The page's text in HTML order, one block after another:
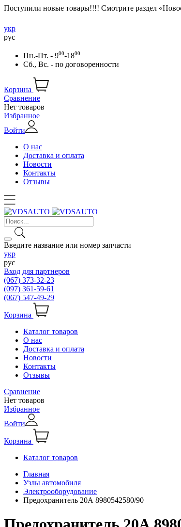
Поступили новые товары!!!! Смотрите раздел
укр
рус
Пн.-Пт. - 900-1800
Сб., Вс. - по договоренности
Корзина
Сравнение
Нет товаров
Избранное
Войти
О нас
Доставка и оплата
Новости
Контакты
Отзывы
Введите название или номер запчасти
укр
рус
Вход для партнеров
(067) 373-32-23
(097) 361-59-61
(067) 547-49-29
Корзина
Каталог товаров
О нас
Доставка и оплата
Новости
Контакты
Отзывы
Сравнение
Нет товаров
Избранное
Войти
Корзина
Каталог товаров
Главная
Узлы автомобиля
Электрооборудование
Предохранитель 20А 8980542580/90